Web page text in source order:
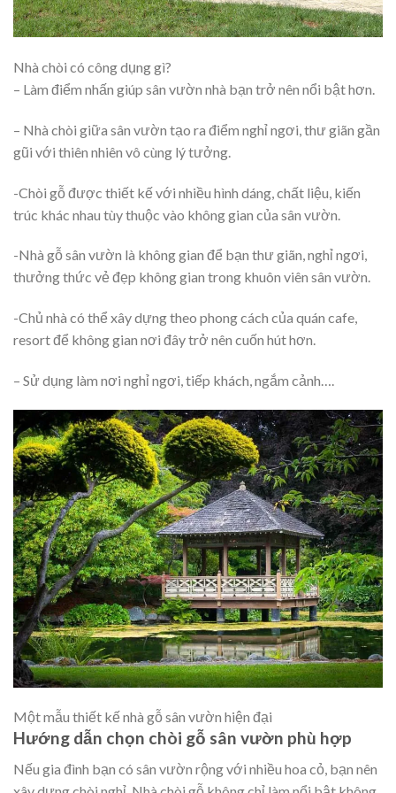
Nhà chòi có công dụng gì?
– Làm điểm nhấn giúp sân vườn nhà bạn trở nên nổi bật hơn.
– Nhà chòi giữa sân vườn tạo ra điểm nghỉ ngơi, thư giãn gần
gũi với thiên nhiên vô cùng lý tưởng.
-Chòi gỗ được thiết kế với nhiều hình dáng, chất liệu, kiến
trúc khác nhau tùy thuộc vào không gian của sân vườn.
-Nhà gỗ sân vườn là không gian để bạn thư giãn, nghỉ ngơi,
thưởng thức vẻ đẹp không gian trong khuôn viên sân vườn.
-Chủ nhà có thể xây dựng theo phong cách của quán cafe,
resort để không gian nơi đây trở nên cuốn hút hơn.
– Sử dụng làm nơi nghỉ ngơi, tiếp khách, ngắm cảnh….
Một mẫu thiết kế nhà gỗ sân vườn hiện đại
Hướng dẫn chọn chòi gỗ sân vườn phù hợp
Nếu gia đình bạn có sân vườn rộng với nhiều hoa cỏ, bạn nên